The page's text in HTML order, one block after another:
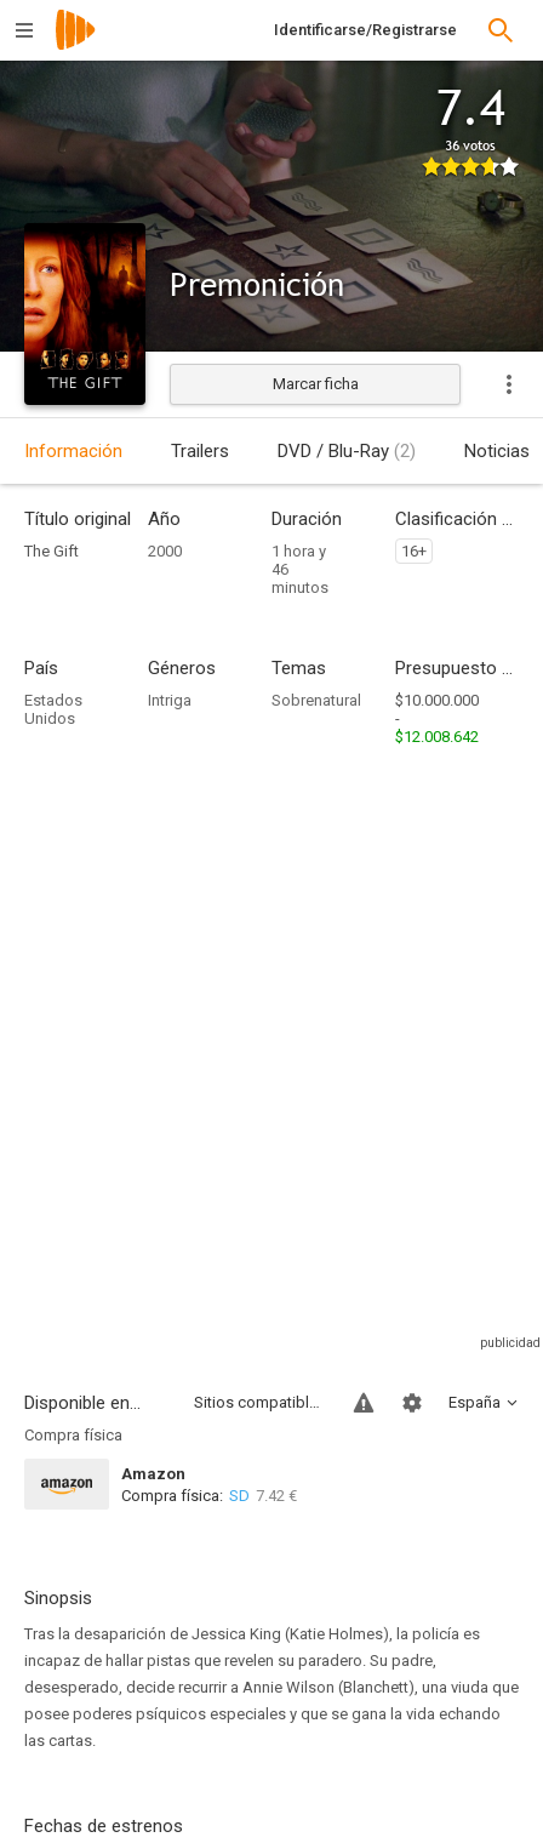
Identificarse/Registrarse
7.4
36 votos
Premonición
Estrenada
Marcar ficha
Información Trailers DVD / Blu-Ray (2) Noticias
Título original
The Gift
Año
2000
Duración
1 hora y
46
minutos
Clasificación por edades
16+
País
Estados
Unidos
Géneros
Intriga
Temas
Sobrenatural
Presupuesto - Ingresos
$10.000.000
-
$12.008.642
Disponible en... España
Sitios compatibles
Compra física
Amazon
Compra física: SD 7.42 €
Sinopsis
Tras la desaparición de Jessica King (Katie Holmes), la policía es
incapaz de hallar pistas que revelen su paradero. Su padre,
desesperado, decide recurrir a Annie Wilson (Blanchett), una viuda que
posee poderes psíquicos especiales y que se gana la vida echando
las cartas.
Fechas de estrenos